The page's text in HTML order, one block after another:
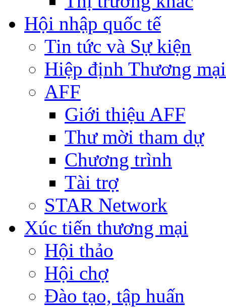
Hội nhập quốc tế
Tin tức và Sự kiện
Hiệp định Thương
AFF
Giới thiệu AFF
Thư mời tham dự
Chương trình
Tài trợ
STAR Network
Xúc tiến thương mại
Hội thảo
Hội chợ
Đào tạo, tập huấn